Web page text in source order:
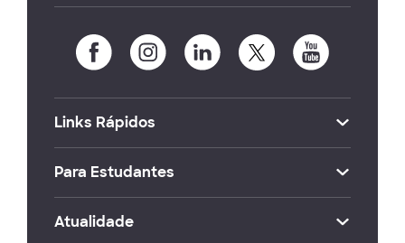
Links Rápidos
Para Estudantes
Atualidade